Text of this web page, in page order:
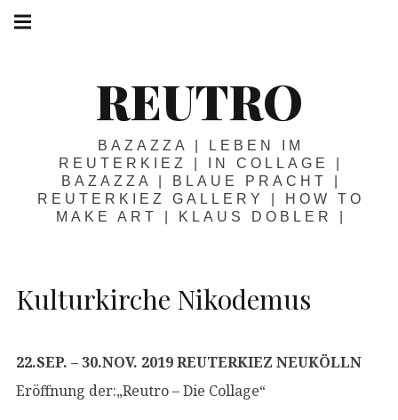
Springe
zum
REUTRO
BAZAZZA | LEBEN IM
REUTERKIEZ | IN COLLAGE |
BAZAZZA | BLAUE PRACHT |
REUTERKIEZ GALLERY | HOW TO
MAKE ART | KLAUS DOBLER |
Kulturkirche Nikodemus
22.SEP. – 30.NOV. 2019 REUTERKIEZ NEUKÖLLN
Eröffnung der:„Reutro – Die Collage“